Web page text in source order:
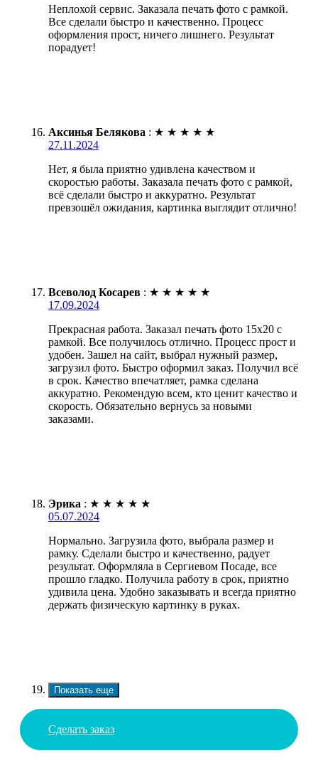
Неплохой сервис. Заказала печать фото с рамкой.
Все сделали быстро и качественно. Процесс
оформления прост, ничего лишнего. Результат
порадует!
Аксинья Белякова : ★ ★ ★ ★ ★
27.11.2024
Нет, я была приятно удивлена качеством и
скоростью работы. Заказала печать фото с рамкой,
всё сделали быстро и аккуратно. Результат
превзошёл ожидания, картинка выглядит отлично!
Всеволод Косарев : ★ ★ ★ ★ ★
17.09.2024
Прекрасная работа. Заказал печать фото 15х20 с
рамкой. Все получилось отлично. Процесс прост и
удобен. Зашел на сайт, выбрал нужный размер,
загрузил фото. Быстро оформил заказ. Получил всё
в срок. Качество впечатляет, рамка сделана
аккуратно. Рекомендую всем, кто ценит качество и
скорость. Обязательно вернусь за новыми
заказами.
Эрика : ★ ★ ★ ★ ★
05.07.2024
Нормально. Загрузила фото, выбрала размер и
рамку. Сделали быстро и качественно, радует
результат. Оформляла в Сергиевом Посаде, все
прошло гладко. Получила работу в срок, приятно
удивила цена. Удобно заказывать и всегда приятно
держать физическую картинку в руках.
Показать еще
Сделать заказ